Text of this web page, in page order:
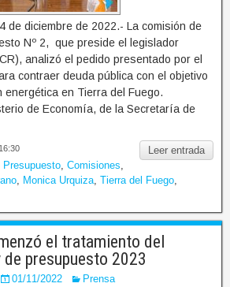
de diciembre de 2022.- La comisión de
Nº 2, que preside el legislador
analizó el pedido presentado por el
contraer deuda pública con el objetivo
energética en Tierra del Fuego.
de Economía, de la Secretaría de
Leer entrada
Presupuesto Comisiones
Monica Urquiza Tierra del Fuego
el tratamiento del
presupuesto 2023
01/11/2022 Prensa